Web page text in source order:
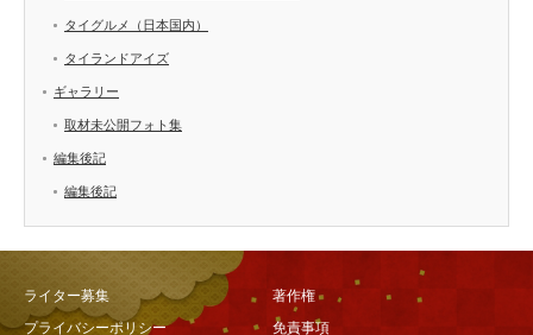
タイグルメ（日本国内）
タイランドアイズ
ギャラリー
取材未公開フォト集
編集後記
編集後記
ライター募集
著作権
プライバシーポリシー
免責事項